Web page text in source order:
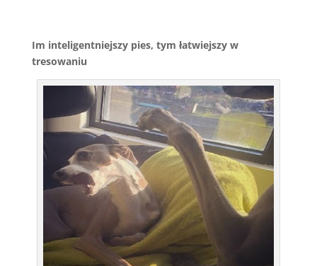
Im inteligentniejszy pies, tym łatwiejszy w
tresowaniu